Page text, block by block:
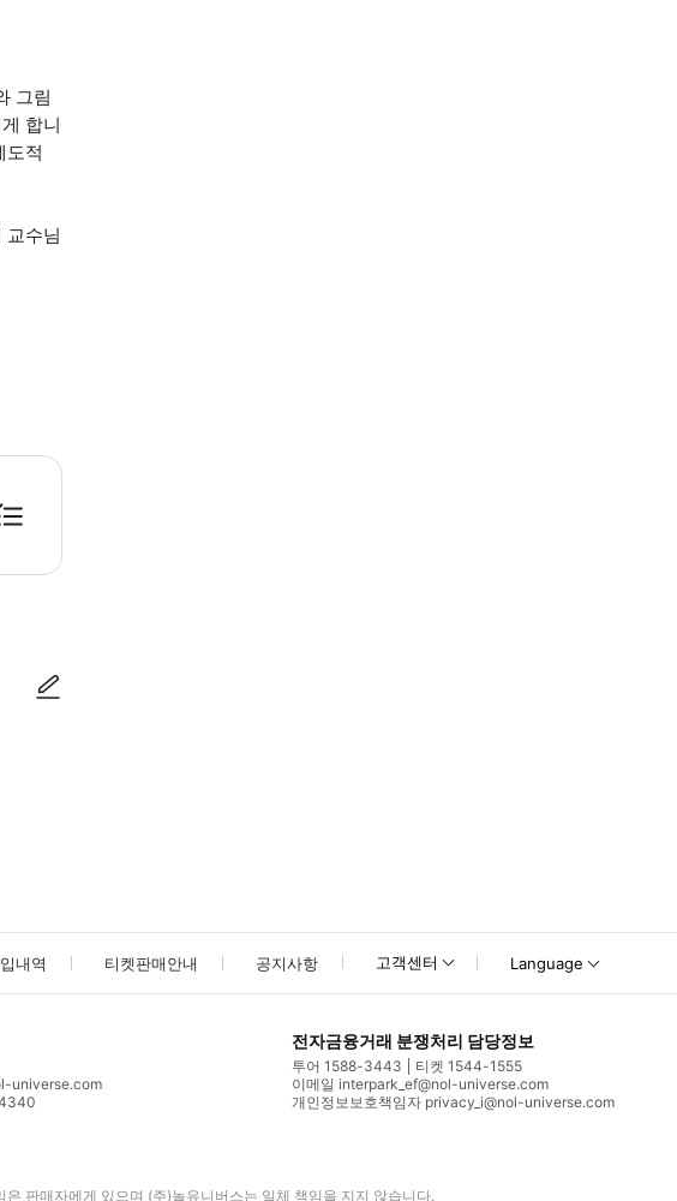
그림
합니
도적
교수님
. * 소요시간 : 60분 (옵션에 따라 소요 시간이 다를 수 있으니, 예약 시 확인 부탁드립니다.)
내역 티켓판매안내 공지사항 고객센터 Language
universe.com
전자금융거래 분쟁처리 담당정보
투어 1588-3443
티켓 1544-1555
이메일 interpark_ef@nol-universe.com
개인정보보호책임자 privacy_i@nol-universe.com
판매자에게 있으며 (주)놀유니버스는 일체 책임을 지지 않습니다.